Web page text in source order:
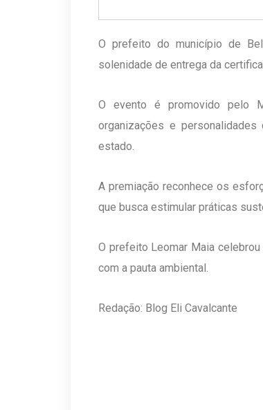
O prefeito do município de
solenidade de entrega da
O evento é promovido pelo
organizações e
estado.
A premiação reconhece os
que busca estimular práticas
O prefeito Leomar Maia
com a pauta ambiental.
Redação: Blog Eli Cavalcante